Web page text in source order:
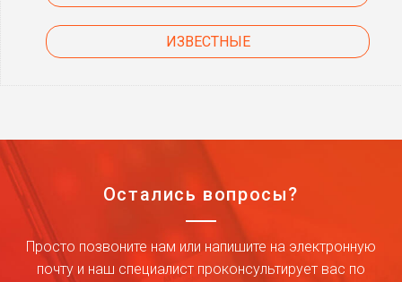
ИЗВЕСТНЫЕ
Остались вопросы?
Просто позвоните нам или напишите на электронную
почту и наш специалист проконсультирует вас по